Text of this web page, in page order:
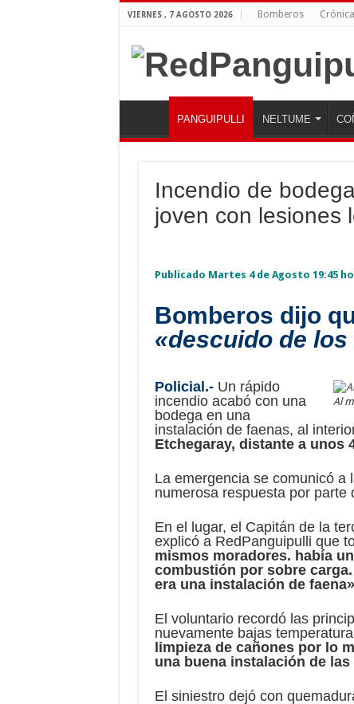
VIERNES , 7 AGOSTO 2026 Bomberos
PANGUIPULLI NELTUME
Incendio de
joven con lesiones
Publicado Martes 4 de Agosto 19:45
Bomberos dijo
«descuido de
Al
Policial.-Un rápido
incendio acabó con una
bodega en una
instalación de faenas, al
Etchegaray, distante a unos
La emergencia se comunicó a
numerosa respuesta por parte
En el lugar, el Capitán de la
explicó a RedPanguipulli que
mismos moradores. había
combustión por sobre
era una instalación de
El voluntario recordó las
nuevamente bajas
limpieza de cañones por lo
una buena instalación de
El siniestro dejó con